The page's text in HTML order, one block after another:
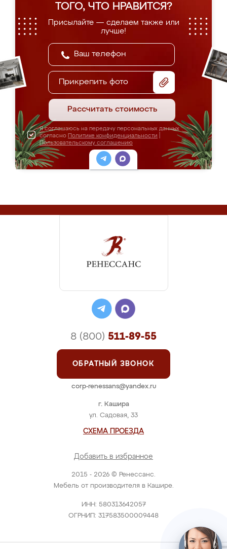
ТОГО, ЧТО НРАВИТСЯ?
Присылайте — сделаем также или
лучше!
Прикрепить фото
Рассчитать стоимость
Я соглашаюсь на передачу персональных данных
согласно Политике конфиденциальности
Пользовательскому соглашению
2015 - 2026 © Ренессанс.
Мебель от производителя в Кашире.
ИНН: 580313642057
ОГРНИП: 317583500009448
г. Кашира
ул. Садовая, 33
СХЕМА ПРОЕЗДА
Добавить в избранное
8 (800) 511-89-55
ОБРАТНЫЙ ЗВОНОК
corp-renessans@yandex.ru